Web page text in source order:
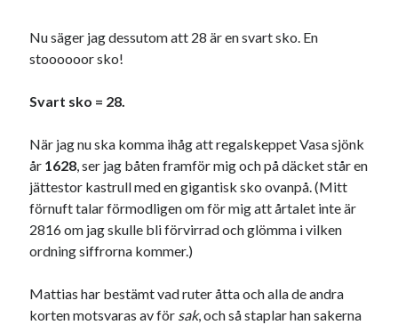
Nu säger jag dessutom att 28 är en svart sko. En
stoooooor sko!
Svart sko = 28.
När jag nu ska komma ihåg att regalskeppet Vasa sjönk
år 1628, ser jag båten framför mig och på däcket står en
jättestor kastrull med en gigantisk sko ovanpå. (Mitt
förnuft talar förmodligen om för mig att årtalet inte är
2816 om jag skulle bli förvirrad och glömma i vilken
ordning siffrorna kommer.)
Mattias har bestämt vad ruter åtta och alla de andra
korten motsvaras av för sak, och så staplar han sakerna